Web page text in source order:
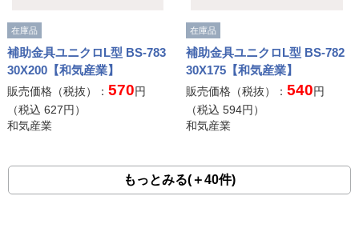
在庫品
補助金具ユニクロL型 BS-783
30X200【和気産業】
販売価格（税抜）： 570円
（税込 627円）
和気産業
在庫品
補助金具ユニクロL型 BS-782
30X175【和気産業】
販売価格（税抜）：540円
（税込594円）
和気産業
もっとみる(＋40件)